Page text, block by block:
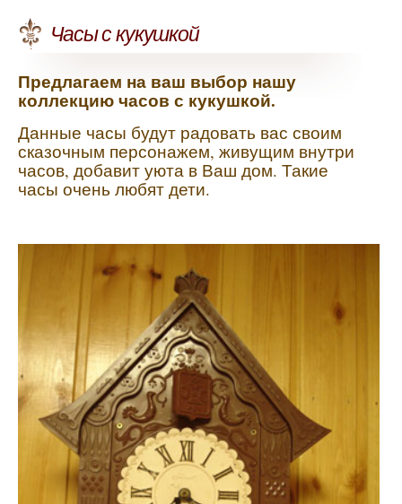
Часы с кукушкой
Предлагаем на ваш выбор нашу
коллекцию часов с кукушкой.
Данные часы будут радовать вас своим
сказочным персонажем, живущим внутри
часов, добавит уюта в Ваш дом. Такие
часы очень любят дети.